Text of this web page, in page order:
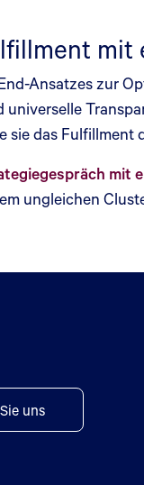
Ansatzes zur
universelle
sie das
mit
ungleichen
uns